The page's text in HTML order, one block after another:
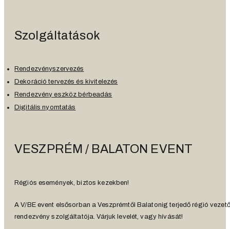
Szolgáltatások
Rendezvényszervezés
Dekoráció tervezés és kivitelezés
Rendezvény eszköz bérbeadás
Digitális nyomtatás
VESZPRÉM / BALATON EVENT
Régiós események, biztos kezekben!
A V/BE event elsősorban a Veszprémtől Balatonig terjedő régió vezető
rendezvény szolgáltatója. Várjuk levelét, vagy hívását!